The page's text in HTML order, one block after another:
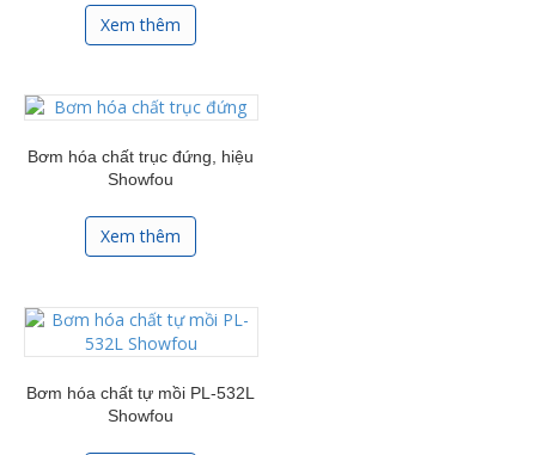
Xem thêm
Bơm hóa chất trục đứng, hiệu
Showfou
Xem thêm
Bơm hóa chất tự mồi PL-532L
Showfou